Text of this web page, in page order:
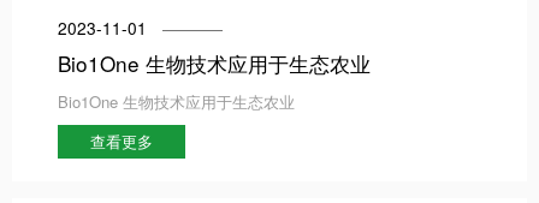
2023-11-01
Bio1One 生物技术应用于生态农业
Bio1One 生物技术应用于生态农业
查看更多